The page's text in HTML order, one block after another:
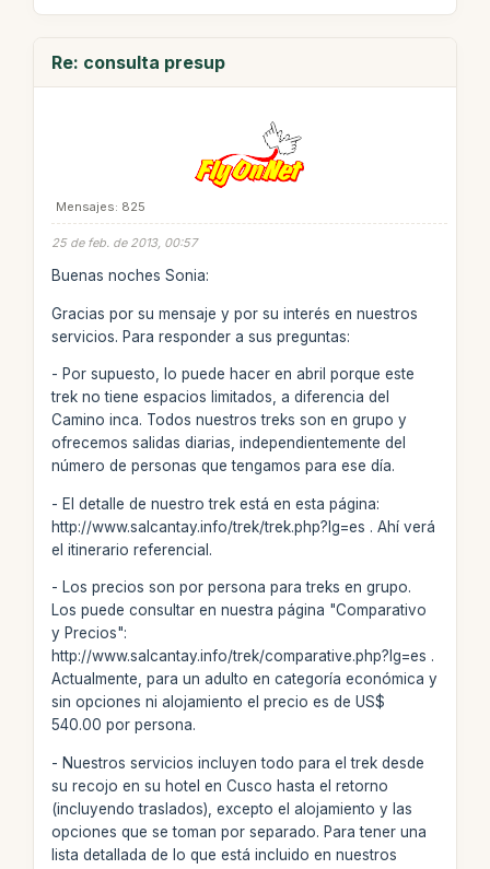
Re: consulta presup
Mensajes: 825
25 de feb. de 2013, 00:57
Buenas noches Sonia:
Gracias por su mensaje y por su interés en nuestros
servicios. Para responder a sus preguntas:
- Por supuesto, lo puede hacer en abril porque este
trek no tiene espacios limitados, a diferencia del
Camino inca. Todos nuestros treks son en grupo y
ofrecemos salidas diarias, independientemente del
número de personas que tengamos para ese día.
- El detalle de nuestro trek está en esta página:
http://www.salcantay.info/trek/trek.php?lg=es . Ahí verá
el itinerario referencial.
- Los precios son por persona para treks en grupo.
Los puede consultar en nuestra página "Comparativo
y Precios":
http://www.salcantay.info/trek/comparative.php?lg=es .
Actualmente, para un adulto en categoría económica y
sin opciones ni alojamiento el precio es de US$
540.00 por persona.
- Nuestros servicios incluyen todo para el trek desde
su recojo en su hotel en Cusco hasta el retorno
(incluyendo traslados), excepto el alojamiento y las
opciones que se toman por separado. Para tener una
lista detallada de lo que está incluido en nuestros